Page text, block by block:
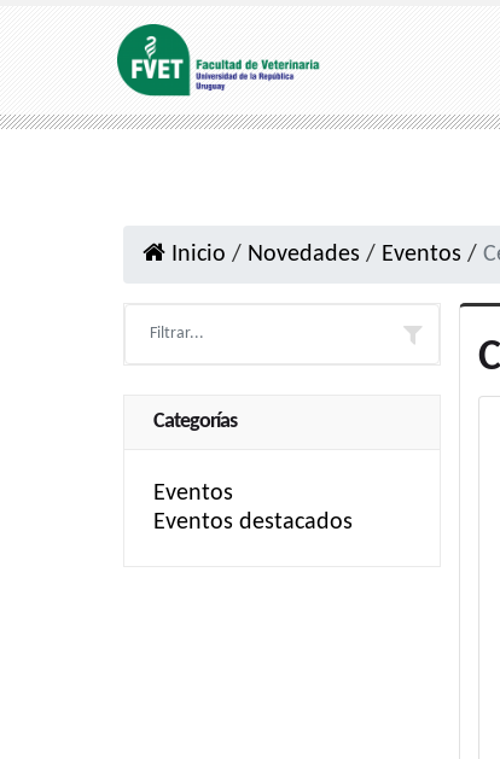
Inicio / Novedades / Eventos /
Categorías
Eventos
Eventos destacados